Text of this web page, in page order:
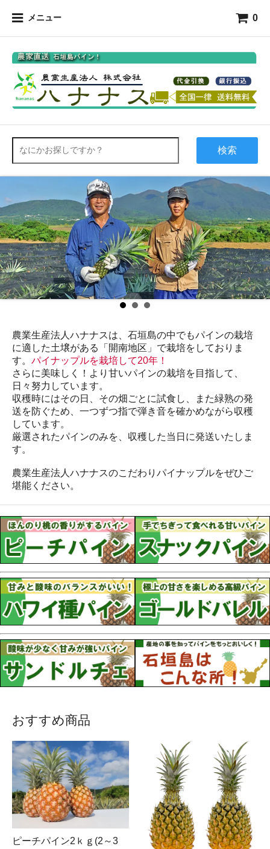
メニュー 0
検索
農業生産法人ハナナスは、石垣島の中でもパインの栽培
に適した土壌がある「開南地区」で栽培をしておりま
す。 パイナップルを栽培して20年！
さらに美味しく！より甘いパインの栽培を目指して、
日々努力しています。
収穫時にはその日、その畑ごとに試食し、また緑熟の発
送を防ぐため、一つずつ指で弾き音を確かめながら収穫
しています。
厳選されたパインのみを、収穫した当日に発送いたしま
す。
農業生産法人ハナナスのこだわりパイナップルをぜひご
堪能ください。
おすすめ商品
ピーチパイン2ｋｇ(2～3